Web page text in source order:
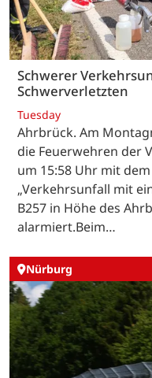
Schwerer
Schwerverletzten
Tuesday
Ahrbrück. Am
die Feuerwehren der
um 15:58 Uhr mit
„Verkehrsunfall mit
B257 in Höhe des
alarmiert.Beim…
Nürburg